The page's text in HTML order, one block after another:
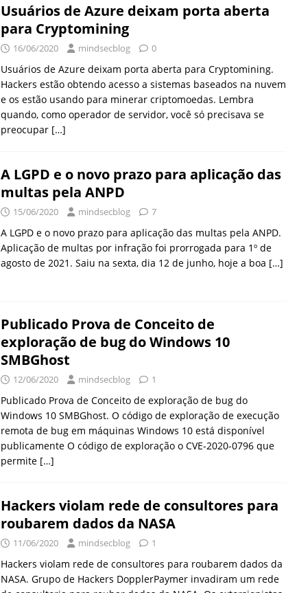
Usuários de Azure deixam porta aberta
para Cryptomining
16/06/2020 mindsecblog 0
Usuários de Azure deixam porta aberta para Cryptomining.
Hackers estão obtendo acesso a sistemas baseados na nuvem
e os estão usando para minerar criptomoedas. Lembra
quando, como operador de servidor, você só precisava se
preocupar […]
A LGPD e o novo prazo para aplicação das
multas pela ANPD
15/06/2020 mindsecblog 7
A LGPD e o novo prazo para aplicação das multas pela ANPD.
Aplicação de multas por infração foi prorrogada para 1º de
agosto de 2021. Saiu na sexta, dia 12 de junho, hoje a boa […]
Publicado Prova de Conceito de
exploração de bug do Windows 10
SMBGhost
12/06/2020 mindsecblog 1
Publicado Prova de Conceito de exploração de bug do
Windows 10 SMBGhost. O código de exploração de execução
remota de bug em máquinas Windows 10 está disponível
publicamente O código de exploração o CVE-2020-0796 que
permite […]
Hackers violam rede de consultores para
roubarem dados da NASA
11/06/2020 mindsecblog 1
Hackers violam rede de consultores para roubarem dados da
NASA. Grupo de Hackers DopplerPaymer invadiram um rede